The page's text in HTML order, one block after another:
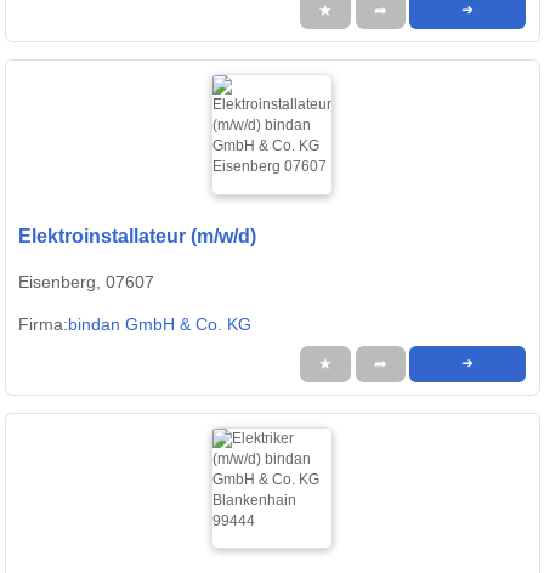
★ ➦ ➜
Elektroinstallateur (m/w/d)
Eisenberg, 07607
Firma:bindan GmbH & Co. KG
★ ➦ ➜